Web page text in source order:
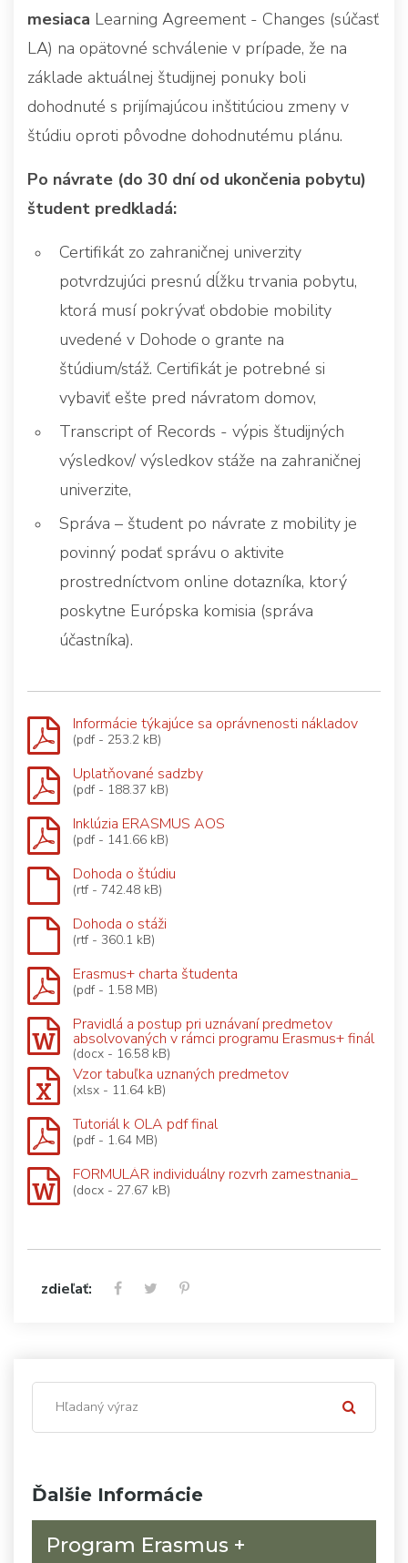
Ďalšie Informácie
Program Erasmus +
mesiaca Learning Agreement - Changes (súčasť
LA) na opätovné schválenie v prípade, že na
základe aktuálnej študijnej ponuky boli
dohodnuté s prijímajúcou inštitúciou zmeny v
štúdiu oproti pôvodne dohodnutému plánu.
Po návrate (do 30 dní od ukončenia pobytu)
študent predkladá:
Certifikát zo zahraničnej univerzity
potvrdzujúci presnú dĺžku trvania pobytu,
ktorá musí pokrývať obdobie mobility
uvedené v Dohode o grante na
štúdium/stáž. Certifikát je potrebné si
vybaviť ešte pred návratom domov,
Transcript of Records - výpis študijných
výsledkov/ výsledkov stáže na zahraničnej
univerzite,
Správa – študent po návrate z mobility je
povinný podať správu o aktivite
prostredníctvom online dotazníka, ktorý
poskytne Európska komisia (správa
účastníka).
Informácie týkajúce sa oprávnenosti nákladov
(pdf - 253.2 kB)
Uplatňované sadzby
(pdf - 188.37 kB)
Inklúzia ERASMUS AOS
(pdf - 141.66 kB)
Dohoda o štúdiu
(rtf - 742.48 kB)
Dohoda o stáži
(rtf - 360.1 kB)
Erasmus+ charta študenta
(pdf - 1.58 MB)
Pravidlá a postup pri uznávaní predmetov
absolvovaných v rámci programu Erasmus+ finál
(docx - 16.58 kB)
Vzor tabuľka uznaných predmetov
(xlsx - 11.64 kB)
Tutoriál k OLA pdf final
(pdf - 1.64 MB)
FORMULÁR individuálny rozvrh zamestnania_
(docx - 27.67 kB)
zdieľať: